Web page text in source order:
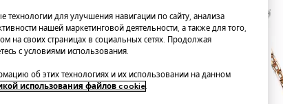
для улучшения навигации по сайту, анализа
нашей маркетинговой деятельности, а также для того,
на своих страницах в социальных сетях. Продолжая
с условиями использования.
об этих технологиях и их использовании на данном
использования файлов cookie.